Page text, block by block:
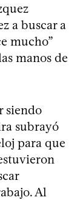
a buscar a
mucho”
manos de
siendo
subrayó
para que
Al